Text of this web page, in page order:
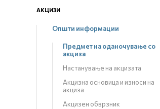
АКЦИЗИ
Општи информации
Предмет на оданочување со
акциза
Настанување на акцизата
Акцизна основица и износи на
акциза
Акцизен обврзник